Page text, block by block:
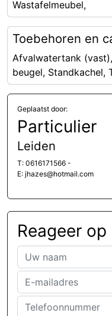
Wastafelmeubel,
Toebehoren en
Afvalwatertank
beugel, Standkachel,
Geplaatst door:
Particulier
Leiden
T: 0616171566 -
E: jhazes@hotmail.com
Reageer